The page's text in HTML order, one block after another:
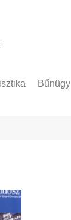
Bűnügy